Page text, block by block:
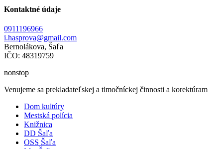
Kontaktné údaje
0911196966
i.hasprova@gmail.com
Bernolákova, Šaľa
IČO: 48319759
nonstop
Venujeme sa prekladateľskej a tlmočníckej činnosti a korektúram
Dom kultúry
Mestská polícia
Knižnica
DD Šaľa
OSS Šaľa